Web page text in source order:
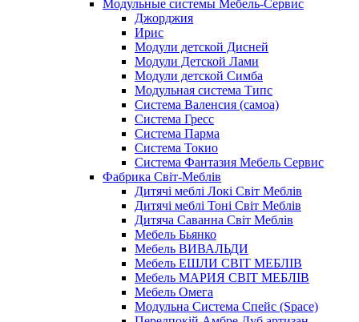
Модульные системы Мебель-Сервис
Джорджия
Ирис
Модули детской Дисней
Модули Детской Лами
Модули детской Симба
Модульная система Типс
Система Валенсия (самоа)
Система Гресс
Система Парма
Система Токио
Система Фантазия Мебель Сервис
Фабрика Світ-Меблів
Дитячі меблі Локі Світ Меблів
Дитячі меблі Тоні Світ Меблів
Дитяча Саванна Світ Меблів
Мебель Бьянко
Мебель ВИВАЛЬДИ
Мебель ЕШЛИ СВІТ МЕБЛІВ
Мебель МАРИЯ СВІТ МЕБЛІВ
Мебель Омега
Модульна Cистема Спейс (Space)